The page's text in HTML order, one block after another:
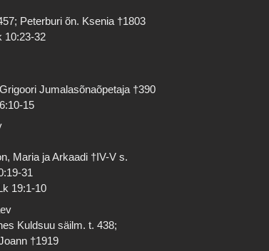
Peterburi õn. Ksenia †1803
10:23-32
Jumalasõnaõpetaja †390
15
Maria ja Arkaadi †IV-V s.
31
19:1-10
Kuldsuu säilm. t. 438;
†1919